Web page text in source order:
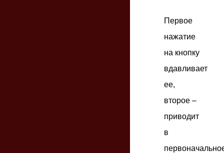
Первое
нажатие
на кнопку
вдавливает
ее,
второе –
приводит
в